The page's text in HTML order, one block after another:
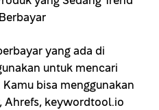
yang ada di
untuk mencari
bisa menggunakan
Ahrefs, keywordtool.io